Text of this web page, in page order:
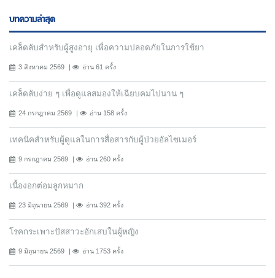
บทความล่าสุด
เคล็ดลับสำหรับผู้สูงอายุ เพื่อความปลอดภัยในการใช้ยา
3 สิงหาคม 2569 อ่าน 61 ครั้ง
เคล็ดลับง่าย ๆ เพื่อดูแลสมองให้เฉียบคมไปนาน ๆ
24 กรกฎาคม 2569 อ่าน 158 ครั้ง
เทคนิคสำหรับผู้ดูแลในการสื่อสารกับผู้ป่วยอัลไซเมอร์
9 กรกฎาคม 2569 อ่าน 260 ครั้ง
เนื้องอกต่อมลูกหมาก
23 มิถุนายน 2569 อ่าน 392 ครั้ง
โรคกระเพาะปัสสาวะอักเสบในผู้หญิง
9 มิถุนายน 2569 อ่าน 1753 ครั้ง